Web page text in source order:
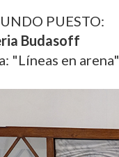
PUESTO:
Budasoff
"Líneas en arena"